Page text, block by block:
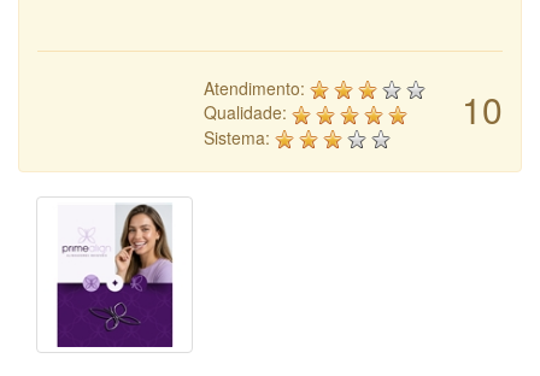
10
Atendimento:
Qualidade:
Sistema: